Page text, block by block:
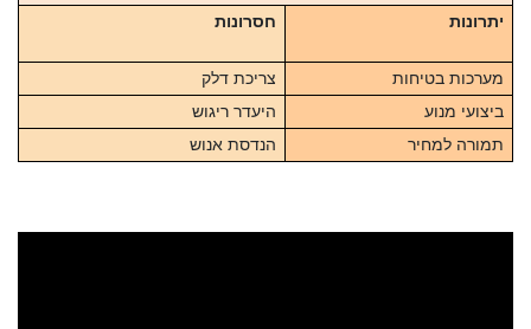
יתרונות
חסרונות
מערכות בטיחות
צריכת דלק
ביצועי מנוע
היעדר ריגוש
תמורה למחיר
הנדסת אנוש